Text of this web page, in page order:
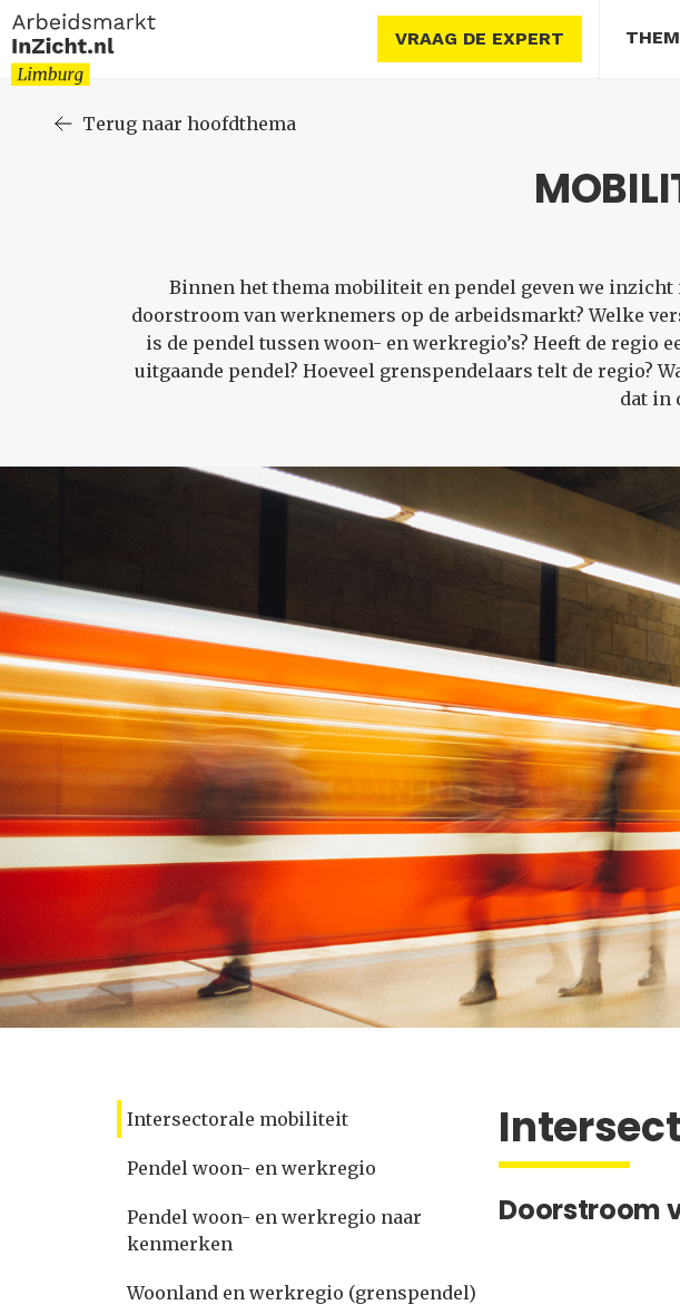
VRAAG DE EXPERT
Terug naar hoofdthema
Binnen het thema mobiliteit en pendel geven we
doorstroom van werknemers op de arbeidsmarkt? Welke
is de pendel tussen woon- en werkregio’s? Heeft de
uitgaande pendel? Hoeveel grenspendelaars telt de regio?
dat in
Intersectorale mobiliteit
Pendel woon- en werkregio
Pendel woon- en werkregio naar
kenmerken
Woonland en werkregio (grenspendel)
Doorstroom